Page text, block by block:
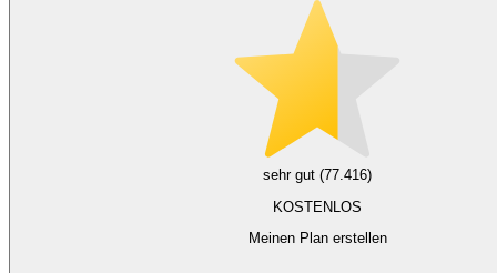
sehr gut (77.416)
KOSTENLOS
Meinen Plan erstellen